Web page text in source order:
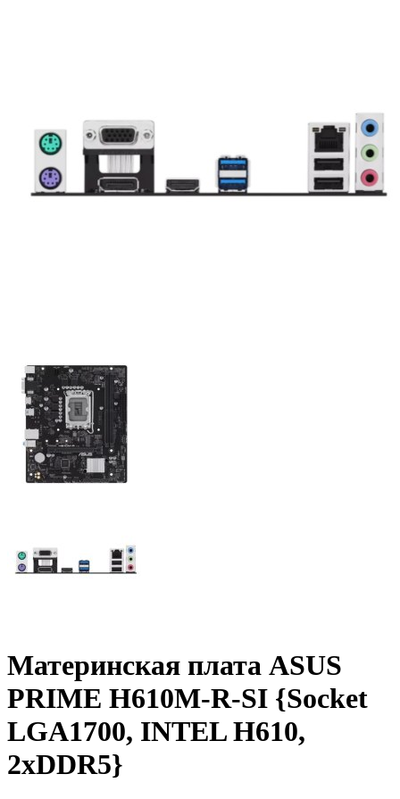
Материнская плата ASUS
PRIME H610M-R-SI {Socket
LGA1700, INTEL H610,
2xDDR5}